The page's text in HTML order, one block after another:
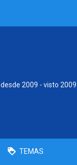
desde 2009 - visto 2009
TEMAS